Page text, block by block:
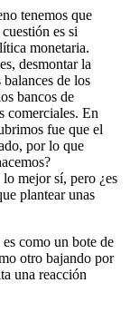
tenemos que
es si
monetaria.
desmontar la
de los
bancos de
comerciales. En
fue que el
por lo que
mejor sí, pero ¿es
plantear unas
como un bote de
otro bajando por
una reacción